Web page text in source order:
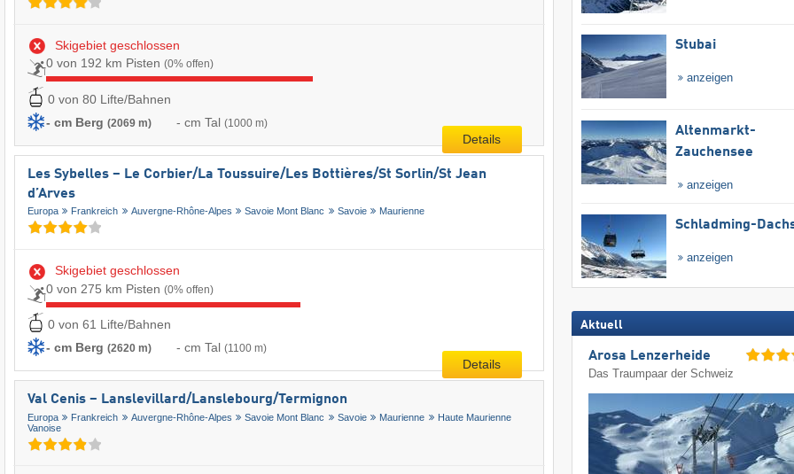
Skigebiet geschlossen
0 von 192 km Pisten (0% offen)
0 von 80 Lifte/Bahnen
- cm Berg (2069 m) - cm Tal (1000 m)
Details
Les Sybelles – Le Corbier/​La Toussuire/​Les Bottières/​St Sorlin/​St Jean
d’Arves
Europa Frankreich Auvergne-Rhône-Alpes Savoie Mont Blanc Savoie Maurienne
Skigebiet geschlossen
0 von 275 km Pisten (0% offen)
0 von 61 Lifte/Bahnen
- cm Berg (2620 m) - cm Tal (1100 m)
Details
Val Cenis – Lanslevillard/​Lanslebourg/​Termignon
Europa Frankreich Auvergne-Rhône-Alpes Savoie Mont Blanc Savoie Maurienne
Haute Maurienne
Vanoise
Stubai
anzeigen
Altenmarkt-
Zauchensee
anzeigen
Schladming-
anzeigen
Aktuell
Arosa Lenzerheide
Das Traumpaar der Schweiz